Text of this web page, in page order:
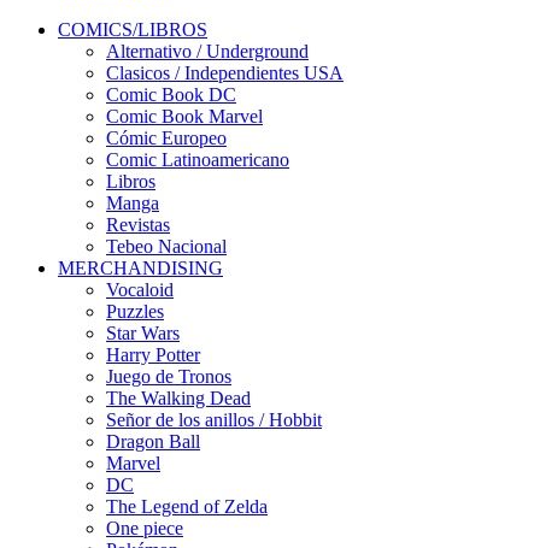
COMICS/LIBROS
Alternativo / Underground
Clasicos / Independientes USA
Comic Book DC
Comic Book Marvel
Cómic Europeo
Comic Latinoamericano
Libros
Manga
Revistas
Tebeo Nacional
MERCHANDISING
Vocaloid
Puzzles
Star Wars
Harry Potter
Juego de Tronos
The Walking Dead
Señor de los anillos / Hobbit
Dragon Ball
Marvel
DC
The Legend of Zelda
One piece